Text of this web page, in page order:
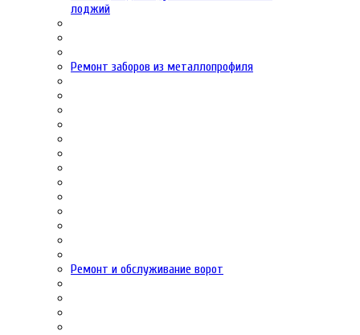
лоджий
Ремонт заборов из металлопрофиля
Ремонт и обслуживание ворот